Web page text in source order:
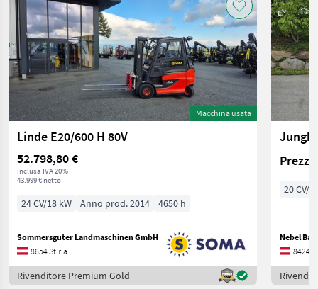
Macchina usata
Linde E20/600 H 80V
52.798,80 €
inclusa IVA 20%
43.999 € netto
24 CV/18 kW Anno prod. 2014 4650 h
Sommersguter Landmaschinen GmbH
8654 Stiria
Rivenditore Premium Gold
20 CV/
Nebel
8424